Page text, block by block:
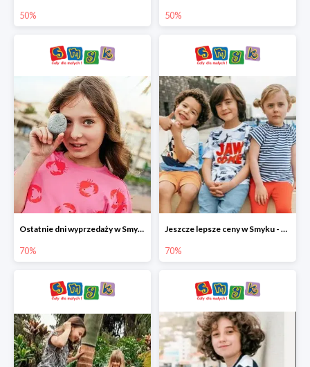
50% 50%
Ostatnie dni wyprzedaży w Smyku - ubrania i buty do -70%
70%
Jeszcze lepsze ceny w Smyku - ubrania i buty do -70%
70%